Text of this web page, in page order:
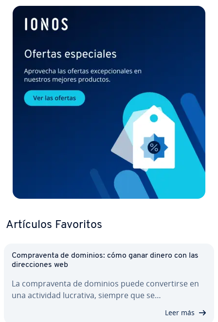
Artículos Favoritos
Co­m­pra­ve­n­ta de dominios: cómo ganar dinero con las
di­re­c­cio­nes web
La co­m­pra­ve­n­ta de dominios puede co­n­ve­r­ti­r­se en
una actividad lucrativa, siempre que se…
Leer más